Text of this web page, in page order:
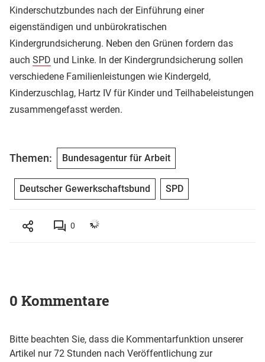
Kinderschutzbundes nach der Einführung einer
eigenständigen und unbürokratischen
Kindergrundsicherung. Neben den Grünen fordern das
auch SPD und Linke. In der Kindergrundsicherung sollen
verschiedene Familienleistungen wie Kindergeld,
Kinderzuschlag, Hartz IV für Kinder und Teilhabeleistungen
zusammengefasst werden.
Themen: Bundesagentur für Arbeit
Deutscher Gewerkschaftsbund SPD
0
0 Kommentare
Bitte beachten Sie, dass die Kommentarfunktion unserer
Artikel nur 72 Stunden nach Veröffentlichung zur